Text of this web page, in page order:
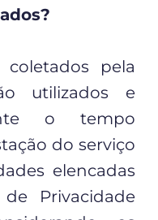
coletados pela
utilizados e
o tempo
do serviço
elencadas
Privacidade